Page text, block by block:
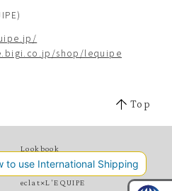
shop/lequipe
Top
Lookbook
MAY 2026
eclat×L'EQUIPE